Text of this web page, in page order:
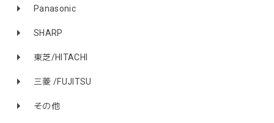
Panasonic
SHARP
東芝/HITACHI
三菱 /FUJITSU
その他